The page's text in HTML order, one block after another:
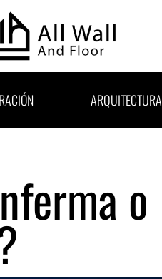
ARQUITECTURA
o